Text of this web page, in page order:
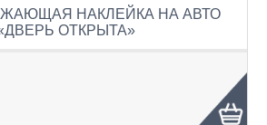
НАКЛЕЙКА НА АВТО
ОТКРЫТА»